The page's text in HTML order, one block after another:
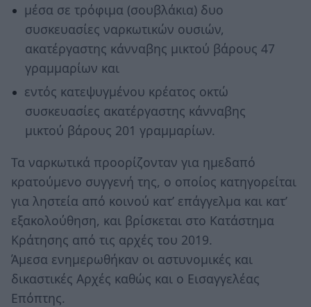
μέσα σε τρόφιμα (σουβλάκια) δυο
συσκευασίες ναρκωτικών ουσιών,
ακατέργαστης κάνναβης μικτού βάρους 47
γραμμαρίων και
εντός κατεψυγμένου κρέατος οκτώ
συσκευασίες ακατέργαστης κάνναβης
μικτού βάρους 201 γραμμαρίων.
Τα ναρκωτικά προορίζονταν για ημεδαπό
κρατούμενο συγγενή της, ο οποίος κατηγορείται
για ληστεία από κοινού κατ’ επάγγελμα και κατ’
εξακολούθηση, και βρίσκεται στο Κατάστημα
Κράτησης από τις αρχές του 2019.
Άμεσα ενημερωθήκαν οι αστυνομικές και
δικαστικές Αρχές καθώς και ο Εισαγγελέας
Επόπτης.